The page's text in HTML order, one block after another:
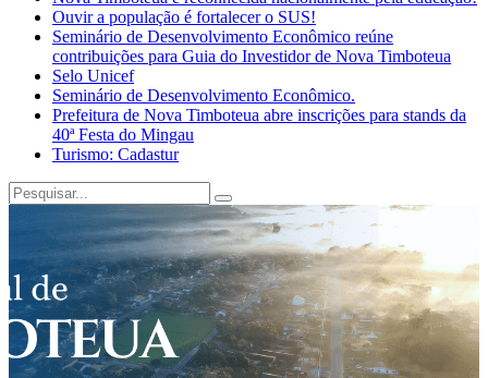
Ouvir a população é fortalecer o SUS!
Seminário de Desenvolvimento Econômico reúne
contribuições para Guia do Investidor de Nova Timboteua
Selo Unicef
Seminário de Desenvolvimento Econômico.
Prefeitura de Nova Timboteua abre inscrições para stands da
40ª Festa do Mingau
Turismo: Cadastur